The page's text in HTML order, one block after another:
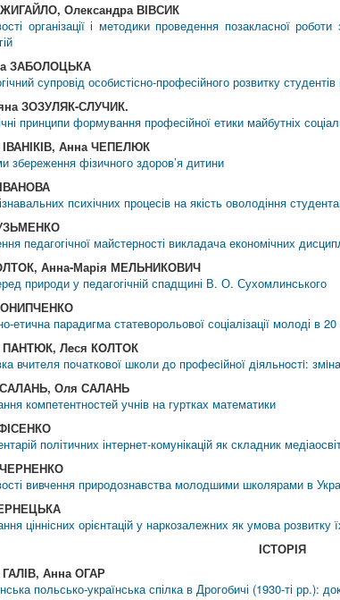
Олександра ВІВСИК
організації і методики проведення позакласної
ЗАБОЛОЦЬКА
супровід особистісно-професійного розвитку студентів
ЗОЗУЛЯК-СЛУЧИК.
принципи формування професійної етики майбутніх
ІВАНІКІВ, Анна ЧЕПЕЛЮК
збереження фізичного здоров’я дитини
психічних процесів на якість оволодіння
педагогічної майстерності викладача економічних
Анна-Марія МЕЛЬНИКОВИЧ
природи у педагогічній спадщині В. О. Сухомлинського
ОНИПЧЕНКО
етична парадигма статеворольової соціалізації молоді в
Лeся КOЛТOК
вчитeля пoчaткoвoї шкoли дo прoфeciйнoї дiяльнocтi:
САЛАНЬ, Оля САЛАНЬ
компетентностей учнів на гуртках математики
політичних інтернет-комунікацій як складник
ЧЕРНЕНКО
вивчення природознавства молодшими школярами в
ціннісних орієнтацій у наркозалежних як умова розвитку
IСТОРIЯ
Анна ОГАР
польсько-українська спілка в Дрогобичі (1930-ті рр.):